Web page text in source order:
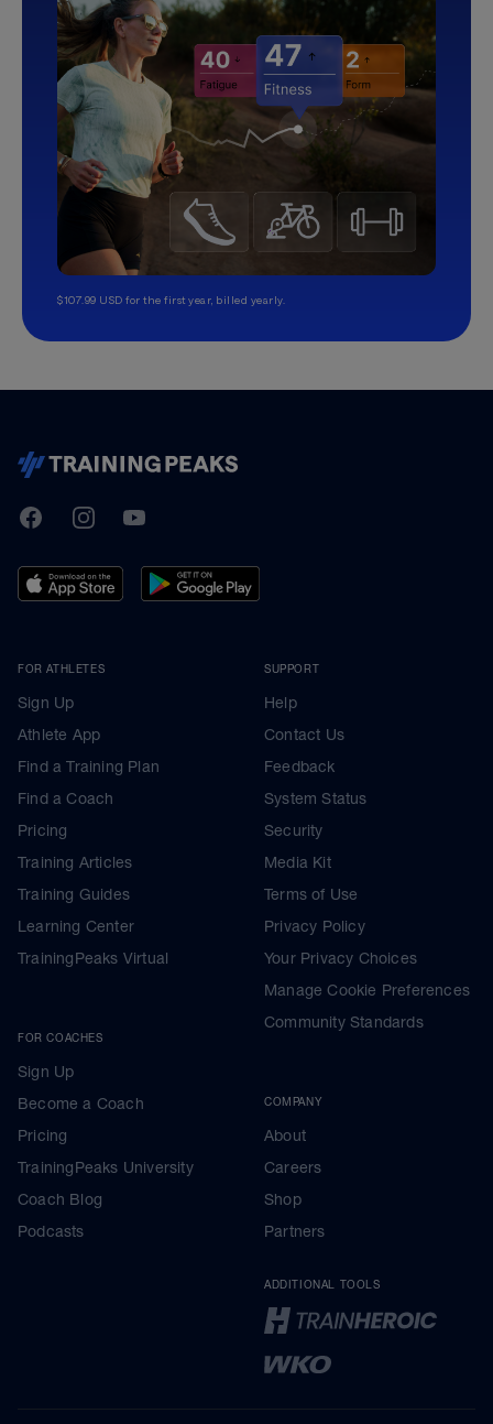
$107.99 USD for the first year, billed yearly.
TrainingPeaks
FacebookInstagramYoutube
FOR ATHLETES
Sign Up
Athlete App
Find a Training Plan
Find a Coach
Pricing
Training Articles
Training Guides
Learning Center
TrainingPeaks Virtual
FOR COACHES
Sign Up
Become a Coach
Pricing
TrainingPeaks University
Coach Blog
Podcasts
SUPPORT
Help
Contact Us
Feedback
System Status
Security
Media Kit
Terms of Use
Privacy Policy
Your Privacy Choices
Manage Cookie Preferences
Community Standards
COMPANY
About
Careers
Shop
Partners
ADDITIONAL TOOLS